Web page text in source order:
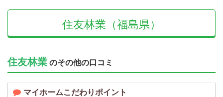
住友林業（福島県）
住友林業 のその他の口コミ
マイホームこだわりポイント